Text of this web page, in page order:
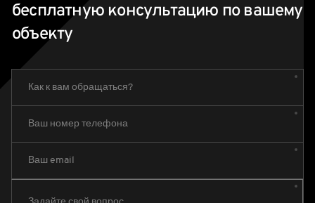
бесплатную консультацию по вашему
объекту
Как к вам обращаться?
Ваш номер телефона
Ваш email